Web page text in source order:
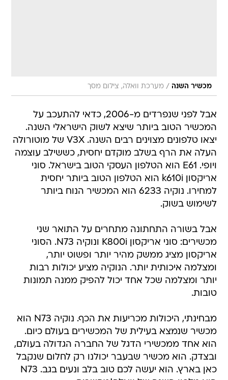
מכשיר השנה / מערכת וואלה, צילום מסך
אבל לפני שנפרדים מ-2006, כדאי להתעכב על
המכשיר הטוב ביותר שיצא לשוק הישראלי השנה.
יצאו טלפונים מצוינים רבים השנה. V3X של מוטורולה
העלה את הרף בשלב מוקדם יחסית, כששילב עוצמה
ויופי. E61 הוא הטלפון העסקי הטוב בישראל. סוני
אריקסון k610i הוא הטלפון הטוב ביותר יחסית
למחירו. נוקיה 6233 הוא המכשיר הנוח ביותר
לשימוש בשוק.
אבל בשורה התחתונה מתחרים על התואר שני
מכשירים: סוני אריקסון K800i ונוקיה N73. הסוני
אריקסון מציג ממשק מהיר יותר ופשוט יותר,
ומצלמה איכותית יותר. הנוקיה מציע יכולות רבות
יותר ומצלמה שכל אחד יכול להפיק ממנה תמונות
טובות.
מבחינתי, היכולות מכריעות את הכף. נוקיה N73 הוא
מכשיר שנמצא בעילית של המכשירים בעולם כיום.
הוא אחד ממכשירי הדגל של החברה הגדולה בעולם,
ובצדק. הוא מכשיר שבעבר יכולנו רק לחלום שנקבל
כאן בארץ. הוא יעשה לכם טוב בלב ונעים בגב. N73